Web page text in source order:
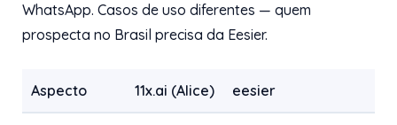
WhatsApp. Casos de uso diferentes — quem
prospecta no Brasil precisa da Eesier.
Aspecto 11x.ai (Alice) eesier